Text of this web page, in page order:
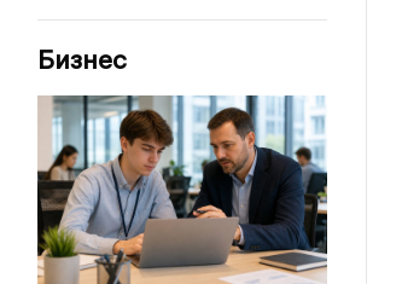
Бизнес